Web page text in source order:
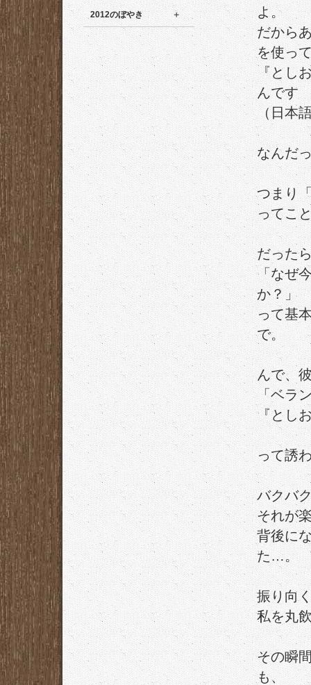
2012のぼやき
よ。
だから
を使っ
『とし
んです
（日本
なんだ
つまり
ってこ
だった
「なぜ
か？」
って基
で。
んで、
「ベラ
『とし
って誘
バクバ
それが
背後に
た…。
振り向
私を丸
その瞬
も、